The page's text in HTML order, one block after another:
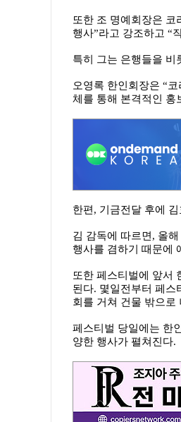
또한 조 명예회장은
행사”라고 강조하고 “
특히 그는 은행들을 비
오영록 한인회장은 “
체를 통해 본격적인 홍
한편, 기금전달 후에
김 감독에 따르면, 올
행사를 겸하기 때문에
또한 페스티벌에 앞서
된다. 몇일전부터 페스
회를 거쳐 건물 밖으로
페스티벌 당일에는 한
양한 행사가 펼쳐진다.